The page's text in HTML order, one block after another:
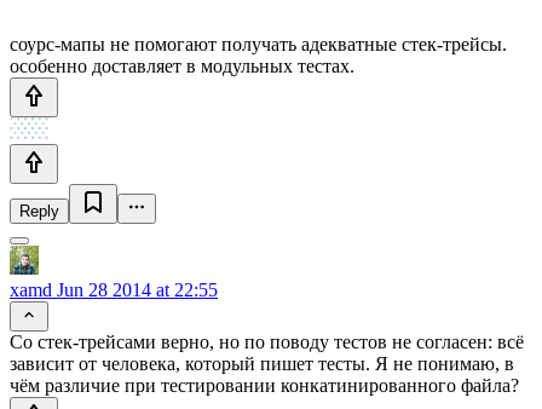
соурс-мапы не помогают получать адекватные стек-трейсы.
особенно доставляет в модульных тестах.
Reply
xamd Jun 28 2014 at 22:55
Со стек-трейсами верно, но по поводу тестов не согласен: всё
зависит от человека, который пишет тесты. Я не понимаю, в
чём различие при тестировании конкатинированного файла?